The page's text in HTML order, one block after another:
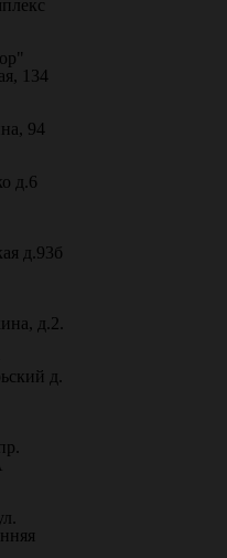
134
94
д.6
д.93б
д.2.
д.